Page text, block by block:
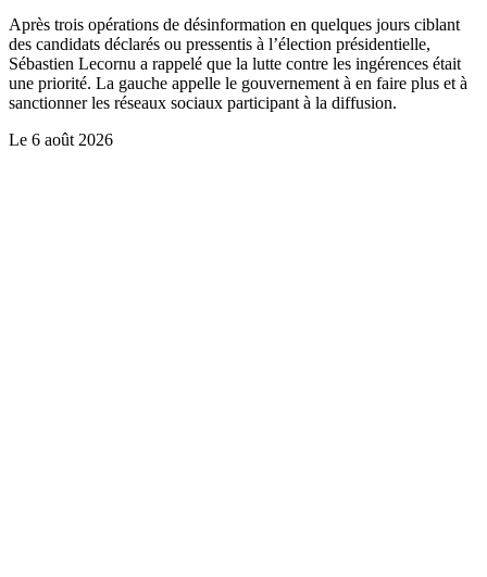
Après trois opérations de désinformation en quelques jours ciblant
des candidats déclarés ou pressentis à l’élection présidentielle,
Sébastien Lecornu a rappelé que la lutte contre les ingérences était
une priorité. La gauche appelle le gouvernement à en faire plus et à
sanctionner les réseaux sociaux participant à la diffusion.
Le 6 août 2026